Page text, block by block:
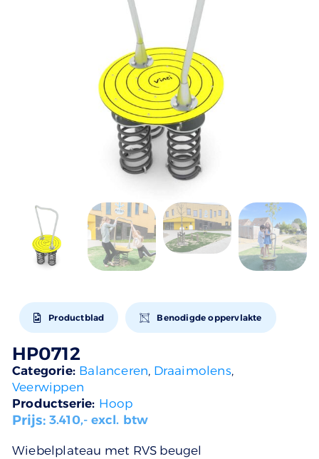
Productblad Benodigde oppervlakte
HP0712
Categorie: Balanceren, Draaimolens,
Veerwippen
Productserie: Hoop
Prijs:3.410,- excl. btw
Wiebelplateau met RVS beugel